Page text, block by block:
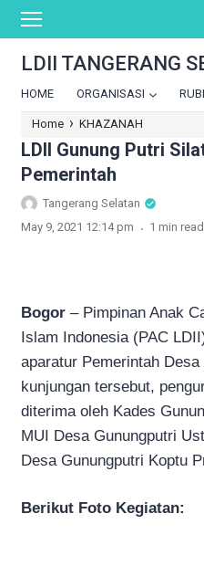
LDII TANGERANG
HOME ORGANISASI
Home › KHAZANAH
LDII Gunung Putri
Pemerintah
Tangerang Selatan
May 9, 2021 12:14 pm . 1 min read
Bogor – Pimpinan Anak
Islam Indonesia (PAC
aparatur Pemerintah
kunjungan tersebut,
diterima oleh Kades
MUI Desa Gunungputri
Desa Gunungputri Koptu
Berikut Foto Kegiatan: